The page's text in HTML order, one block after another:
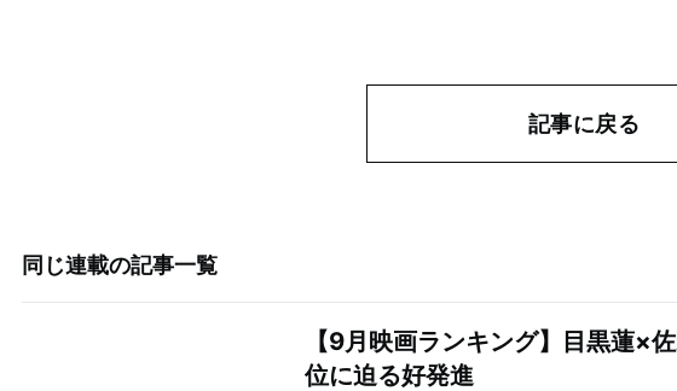
記事に戻る
同じ連載の記事一覧
【9月映画ランキング】目黒蓮×
位に迫る好発進